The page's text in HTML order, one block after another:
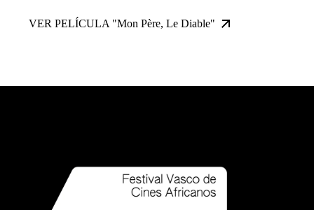
VER PELÍCULA "Mon Père, Le Diable"